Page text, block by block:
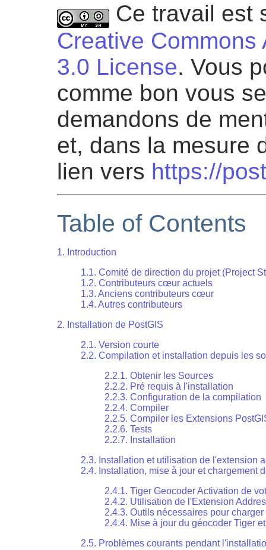
Ce travail est
Creative
3.0 License. Vous
comme bon vous
demandons de
et, dans la mesure
lien vers https://
Table of Contents
1. Introduction
1.1. Comité de direction du projet (Project
1.2. Contributeurs cœur actuels
1.3. Anciens contributeurs cœur
1.4. Autres contributeurs
2. Installation de PostGIS
2.1. Version courte
2.2. Compilation et installation depuis les
2.2.1. Obtenir les Sources
2.2.2. Pré requis à l'installation
2.2.3. Configuration de la compilation
2.2.4. Compiler
2.2.5. Compiler les Extensions
2.2.6. Tests
2.2.7. Installation
2.3. Installation et utilisation de l'extension
2.4. Installation, mise à jour et chargement
2.4.1. Tiger Geocoder Activation de
2.4.2. Utilisation de l'Extension
2.4.3. Outils nécessaires pour
2.4.4. Mise à jour du géocoder Tiger
2.5. Problèmes courants pendant